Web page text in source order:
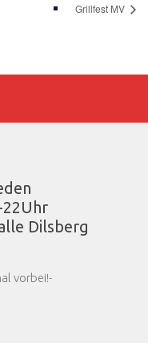
Grillfest MV
Dilsberg
vorbei!-